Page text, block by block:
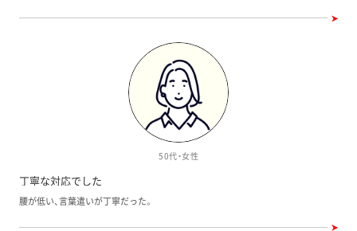
50代・女性
丁寧な対応でした
腰が低い、言葉遣いが丁寧だった。